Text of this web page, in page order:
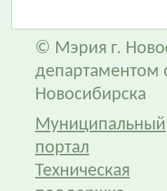
© Мэрия г.
департаментом
Новосибирска
Муниципальный
портал
Техническая